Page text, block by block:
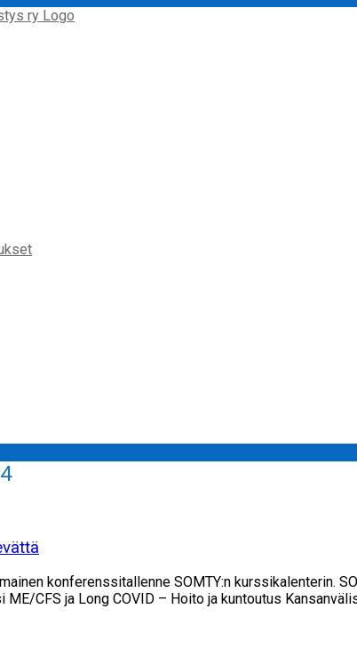
konferenssitallenne SOMTY:n kurssikalenterin.
CFS ja Long COVID – Hoito ja kuntoutus